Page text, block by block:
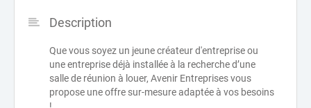
Description
Que vous soyez un jeune créateur d'entreprise ou
une entreprise déjà installée à la recherche d’une
salle de réunion à louer, Avenir Entreprises vous
propose une offre sur-mesure adaptée à vos besoins